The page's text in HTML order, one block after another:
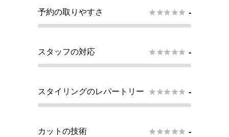
予約の取りやすさ  -
スタッフの対応  -
スタイリングのレパートリー  -
カットの技術  -